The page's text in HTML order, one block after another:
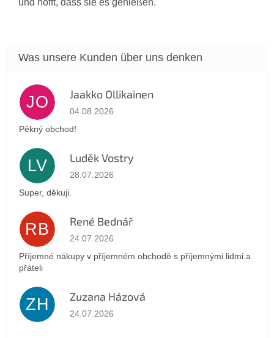
JO Jaakko Ollikainen
Die Shop-Bewertung beträgt 5 von 5 Sternen.
04.08.2026
Pěkný obchod!
LV Luděk Vostry
Die Shop-Bewertung beträgt 5 von 5 Sternen.
28.07.2026
Super, děkuji.
RB René Bednář
Die Shop-Bewertung beträgt 5 von 5 Sternen.
24.07.2026
Příjemné nákupy v příjemném obchodě s příjemnými lidmi a
přáteli
ZH Zuzana Házová
Die Shop-Bewertung beträgt 5 von 5 Sternen.
24.07.2026